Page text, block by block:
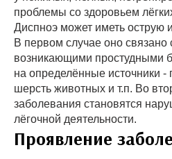
проблемы со здоровьем
Диспноэ может иметь острую
В первом случае оно связано
возникающими простудными
на определённые источники
шерсть животных и т.п. Во
заболевания становятся
лёгочной деятельности.
Проявление